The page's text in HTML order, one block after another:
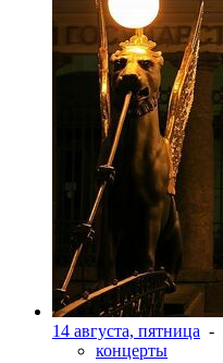
14 августа, пятница -
концерты